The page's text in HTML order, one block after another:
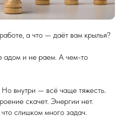
а что — даёт вам крылья?
адом и не раем. А чем-то
внутри — всё чаще тяжесть.
скачет. Энергии нет.
слишком много задач.